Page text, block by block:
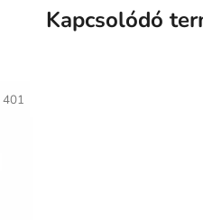
Kapcsolódó
401